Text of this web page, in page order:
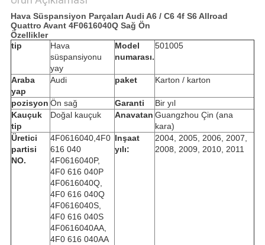
Hava Süspansiyon Parçaları Audi A6 / C6 4f S6 Allroad
Quattro Avant 4F0616040Q Sağ Ön
Özellikler
tip
Hava
süspansiyonu
yay
Model
numarası.
501005
Araba
yap
Audi paket Karton / karton
pozisyon Ön sağ Garanti
Bir yıl
Kauçuk
tip
Doğal kauçuk Anavatan Guangzhou Çin (ana
kara)
Üretici
partisi
NO.
4F0616040,4F0
616 040
4F0616040P,
4F0 616 040P
4F0616040Q,
4F0 616 040Q
4F0616040S,
4F0 616 040S
4F0616040AA,
4F0 616 040AA
Inşaat
yılı:
2004, 2005, 2006, 2007,
2008, 2009, 2010, 2011